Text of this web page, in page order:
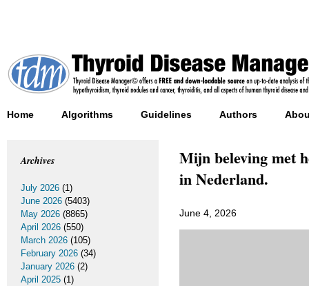
Home Algorithms Guidelines Authors
Mijn beleving met
in Nederland.
June 4, 2026
Archives
July 2026 (1)
June 2026 (5403)
May 2026 (8865)
April 2026 (550)
March 2026 (105)
February 2026 (34)
January 2026 (2)
April 2025 (1)